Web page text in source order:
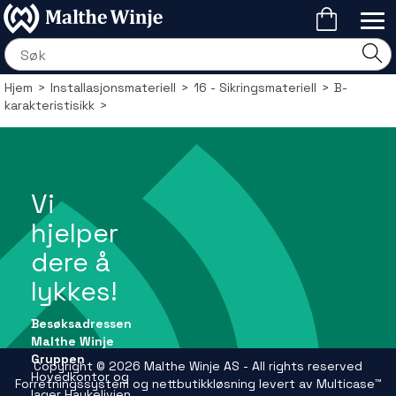
Hjem>Installasjonsmateriell>16 - Sikringsmateriell>B-
karakteristisikk>
Vi
hjelper
dere å
lykkes!
Besøksadressen
Malthe Winje
Gruppen
Hovedkontor og
Copyright © 2026 Malthe Winje AS - All rights reserved
Forretningssystem og nettbutikkløsning levert av Multicase™